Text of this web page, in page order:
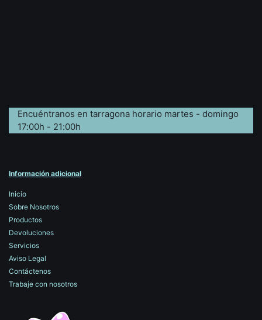
Encuéntranos en tarragona horario martes - domingo
17:00h - 21:00h
Información adicional
Inicio
Sobre Nosotros
Productos
Devoluciones
Servicios
Aviso Legal
Contáctenos
Trabaje con nosotros